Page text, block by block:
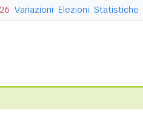
Variazioni Elezioni Statistiche